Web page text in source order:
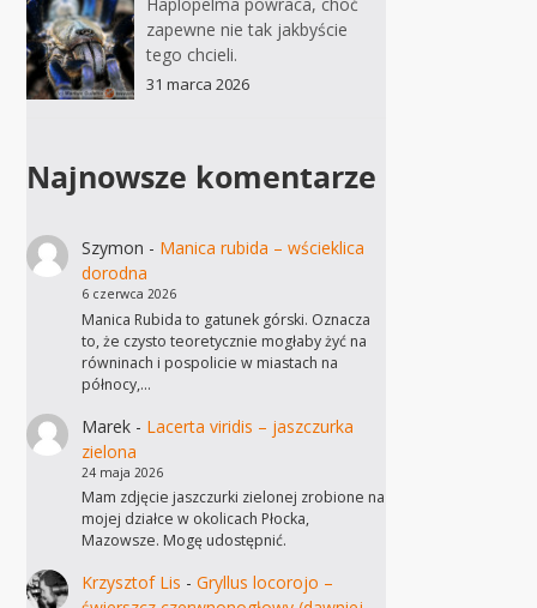
Haplopelma powraca, choć
zapewne nie tak jakbyście
tego chcieli.
31 marca 2026
Najnowsze komentarze
Szymon - Manica rubida – wścieklica
dorodna
6 czerwca 2026
Manica Rubida to gatunek górski. Oznacza
to, że czysto teoretycznie mogłaby żyć na
równinach i pospolicie w miastach na
północy,…
Marek- Lacerta viridis – jaszczurka
zielona
24 maja 2026
Mam zdjęcie jaszczurki zielonej zrobione na
mojej działce w okolicach Płocka,
Mazowsze. Mogę udostępnić.
Krzysztof Lis - Gryllus locorojo –